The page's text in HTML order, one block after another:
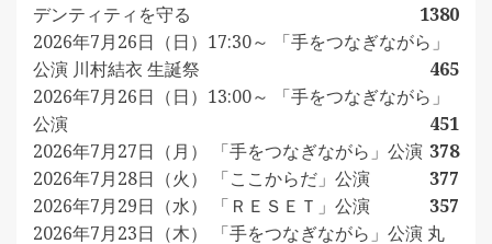
デンティティを守る
1380
2026年7月26日（日）17:30～ 「手をつなぎながら」
公演 川村結衣 生誕祭
465
2026年7月26日（日）13:00～ 「手をつなぎながら」
公演
451
2026年7月27日（月） 「手をつなぎながら」公演 378
2026年7月28日（火） 「ここからだ」公演
377
2026年7月29日（水） 「ＲＥＳＥＴ」公演
357
2026年7月23日（木） 「手をつなぎながら」公演 丸